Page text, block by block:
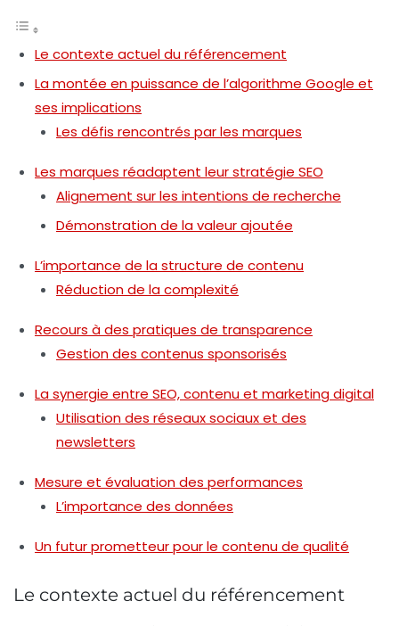
Le contexte actuel du référencement
La montée en puissance de l’algorithme Google et
ses implications
Les défis rencontrés par les marques
Les marques réadaptent leur stratégie SEO
Alignement sur les intentions de recherche
Démonstration de la valeur ajoutée
L’importance de la structure de contenu
Réduction de la complexité
Recours à des pratiques de transparence
Gestion des contenus sponsorisés
La synergie entre SEO, contenu et marketing digital
Utilisation des réseaux sociaux et des
newsletters
Mesure et évaluation des performances
L’importance des données
Un futur prometteur pour le contenu de qualité
Le contexte actuel du référencement